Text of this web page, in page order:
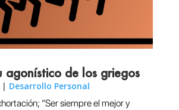
agonístico de los griegos
Desarrollo Personal
“Ser siempre el mejor y